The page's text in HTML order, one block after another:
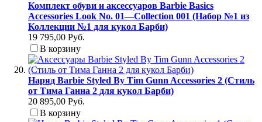
Комплект обуви и аксессуаров Barbie Basics
Accessories Look No. 01—Collection 001 (Набор №1 из
Коллекции №1 для кукол Барби)
19 795,00 Руб.
В корзину
Наряд Barbie Styled By Tim Gunn Accessories 2 (Стиль
от Тима Ганна 2 для кукол Барби)
20 895,00 Руб.
В корзину